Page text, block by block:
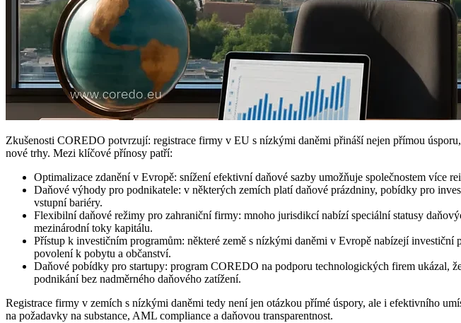
Zkušenosti COREDO potvrzují: registrace firmy v EU s nízkými daněmi přináší nejen přímou
nové trhy. Mezi klíčové přínosy patří:
Optimalizace zdanění v Evropě: snížení efektivní daňové sazby umožňuje společnostem více
Daňové výhody pro podnikatele: v některých zemích platí daňové prázdniny, pobídky pro
vstupní bariéry.
Flexibilní daňové režimy pro zahraniční firmy: mnoho jurisdikcí nabízí speciální statusy
mezinárodní toky kapitálu.
Přístup k investičním programům: některé země s nízkými daněmi v Evropě nabízejí investiční
povolení k pobytu a občanství.
Daňové pobídky pro startupy: program COREDO na podporu technologických firem ukázal,
podnikání bez nadměrného daňového zatížení.
Registrace firmy v zemích s nízkými daněmi tedy není jen otázkou přímé úspory, ale i efektivního
na požadavky na substance, AML compliance a daňovou transparentnost.